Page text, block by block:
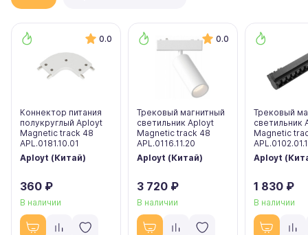
0.0
Коннектор питания
полукруглый Aployt
Magnetic track 48
APL.0181.10.01
Aployt (Китай)
360 ₽
В наличии
0.0
Трековый магнитный
светильник Aployt
Magnetic track 48
APL.0116.11.20
Aployt (Китай)
3 720 ₽
В наличии
Трековый
светильник
Magnetic
Aployt
1 830 ₽
В наличии